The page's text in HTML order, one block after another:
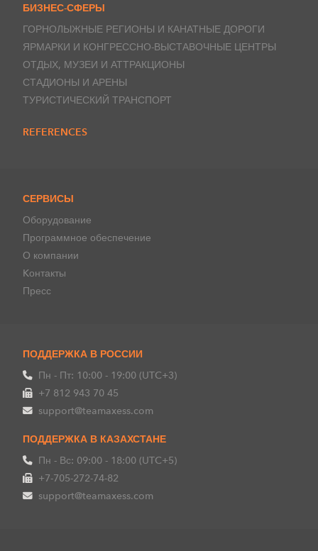
БИЗНЕС-СФЕРЫ
ГОРНОЛЫЖНЫЕ РЕГИОНЫ И КАНАТНЫЕ ДОРОГИ
ЯРМАРКИ И КОНГРЕССНО-ВЫСТАВОЧНЫЕ ЦЕНТРЫ
ОТДЫХ, МУЗЕИ И АТТРАКЦИОНЫ
СТАДИОНЫ И АРЕНЫ
ТУРИСТИЧЕСКИЙ ТРАНСПОРТ
REFERENCES
СЕРВИСЫ
Оборудование
Программное обеспечение
О компании
Kонтакты
Пресс
ПОДДЕРЖКА В РОССИИ
Пн - Пт: 10:00 - 19:00 (UTC+3)
+7 812 943 70 45
support@teamaxess.com
ПОДДЕРЖКА В КАЗАХСТАНЕ
Пн - Вс: 09:00 - 18:00 (UTC+5)
+7-705-272-74-82
support@teamaxess.com